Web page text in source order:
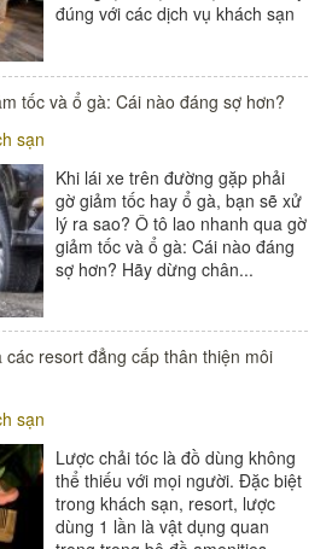
đúng với các dịch vụ khách sạn
tốc và ổ gà: Cái nào đáng sợ hơn?
sạn
Khi lái xe trên đường gặp phải
gờ giảm tốc hay ổ gà, bạn sẽ xử
lý ra sao? Ô tô lao nhanh qua gờ
giảm tốc và ổ gà: Cái nào đáng
sợ hơn? Hãy dừng chân...
#gờ giảm tốc
#ốp góc cột
resort đẳng cấp thân thiện môi
sạn
Lược chải tóc là đồ dùng không
thể thiếu với mọi người. Đặc biệt
trong khách sạn, resort, lược
dùng 1 lần là vật dụng quan